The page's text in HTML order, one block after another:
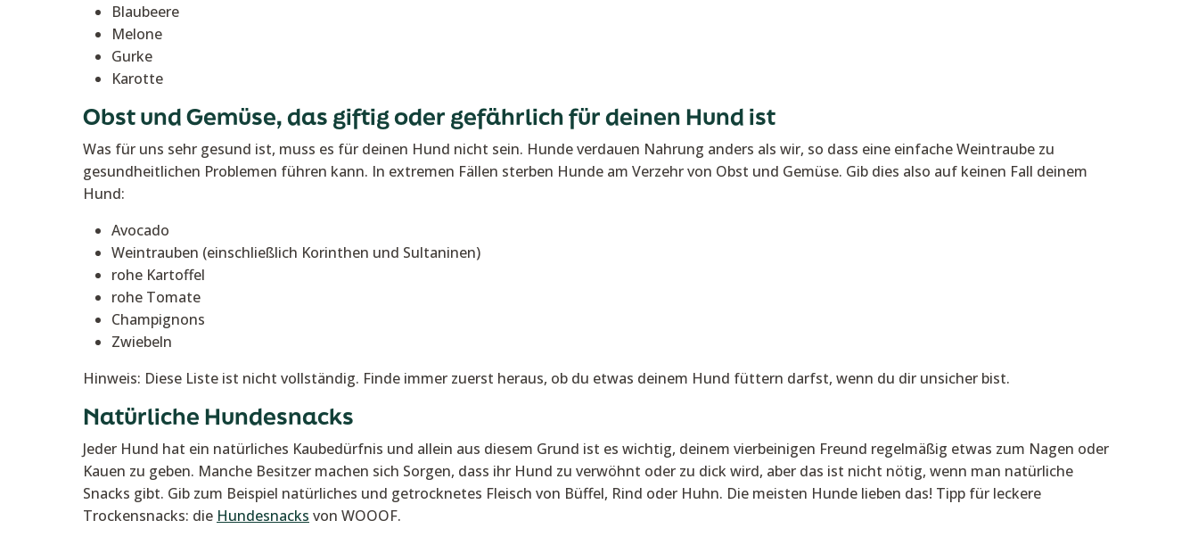
Blaubeere
Melone
Gurke
Karotte
Obst und Gemüse, das giftig oder gefährlich für deinen Hund ist
Was für uns sehr gesund ist, muss es für deinen Hund nicht sein. Hunde verdauen Nahrung anders als wir, so dass eine einfache Weintraube zu
gesundheitlichen Problemen führen kann. In extremen Fällen sterben Hunde am Verzehr von Obst und Gemüse. Gib dies also auf keinen Fall deinem
Hund:
Avocado
Weintrauben (einschließlich Korinthen und Sultaninen)
rohe Kartoffel
rohe Tomate
Champignons
Zwiebeln
Hinweis: Diese Liste ist nicht vollständig. Finde immer zuerst heraus, ob du etwas deinem Hund füttern darfst, wenn du dir unsicher bist.
Natürliche Hundesnacks
Jeder Hund hat ein natürliches Kaubedürfnis und allein aus diesem Grund ist es wichtig, deinem vierbeinigen Freund regelmäßig etwas zum Nagen oder
Kauen zu geben. Manche Besitzer machen sich Sorgen, dass ihr Hund zu verwöhnt oder zu dick wird, aber das ist nicht nötig, wenn man natürliche
Snacks gibt. Gib zum Beispiel natürliches und getrocknetes Fleisch von Büffel, Rind oder Huhn. Die meisten Hunde lieben das! Tipp für leckere
Trockensnacks: die Hundesnacks von WOOOF.